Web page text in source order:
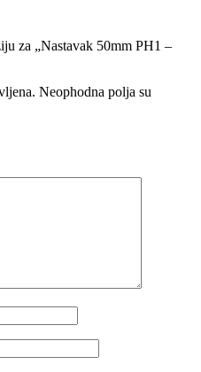
za „Nastavak 50mm PH1 –
Neophodna polja su